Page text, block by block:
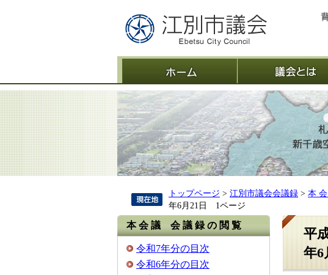
トップページ > 江別市議会会議録 > 本
年6月21日 1ページ
本 会 議 会 議 録 の 閲 覧
令和7年分の目次
令和6年分の目次
平
年